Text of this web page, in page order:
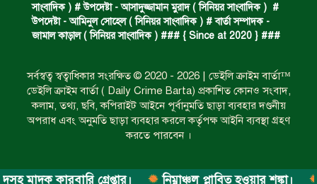
কারবারি গ্রেপ্তার। নিম্নাঞ্চল প্লাবিত হওয়ার শঙ্কা।
অপহৃত রোহিঙ্গা উদ্ধার।
পানিতে ডুবে এক ছাত্রের মৃত্যু।
সাংবাদিক ) # উপদেষ্টা - আসাদুজ্জামান মুরাদ ( সিনিয়র সাংবাদিক ) #
উপদেষ্টা - আমিনুল সোহেল ( সিনিয়র সাংবাদিক ) # বার্তা সম্পাদক -
জামাল কাড়াল ( সিনিয়র সাংবাদিক ) ### { Since at 2020 } ###
সর্বস্বত্ব স্বত্বাধিকার সংরক্ষিত © 2020 - 2026 | ডেইলি ক্রাইম বার্তা™
ডেইলি ক্রাইম বার্তা ( Daily Crime Barta) প্রকাশিত কোনও সংবাদ,
কলাম, তথ্য, ছবি, কপিরাইট আইনে পূর্বানুমতি ছাড়া ব্যবহার দণ্ডনীয়
অপরাধ এবং অনুমতি ছাড়া ব্যবহার করলে কর্তৃপক্ষ আইনি ব্যবস্থা গ্রহণ
করতে পারবেন ।